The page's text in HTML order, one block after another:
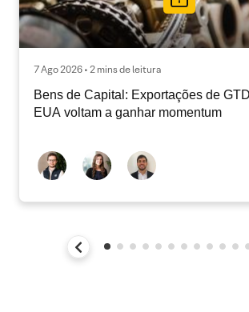
7 Ago 2026 • 2 mins de leitura
Bens de Capital: Exportações de
EUA voltam a ganhar momentum